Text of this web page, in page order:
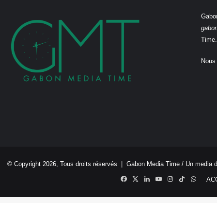
Time.
© Copyright 2026, Tous droits réservés | Gabon Media Time / Un media
Facebook
X LinkedinYouTubeInstagram
TikTok